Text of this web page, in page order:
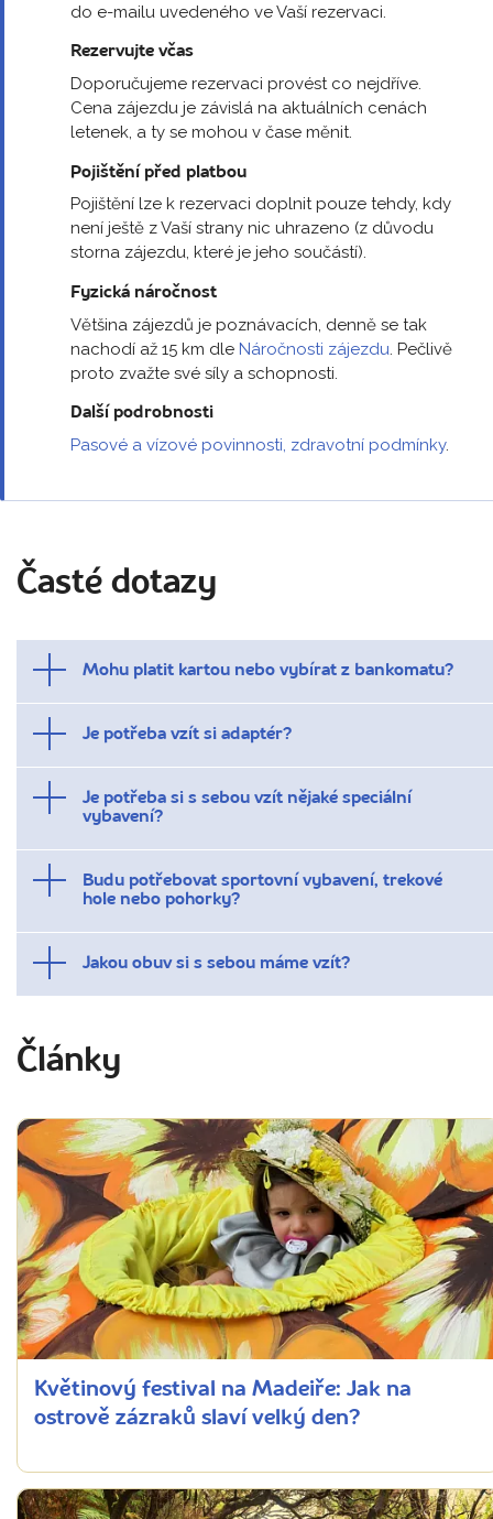
do e-mailu uvedeného ve Vaší rezervaci.
Rezervujte včas
Doporučujeme rezervaci provést co nejdříve.
Cena zájezdu je závislá na aktuálních cenách
letenek, a ty se mohou v čase měnit.
Pojištění před platbou
Pojištění lze k rezervaci doplnit pouze tehdy, kdy
není ještě z Vaší strany nic uhrazeno (z důvodu
storna zájezdu, které je jeho součástí).
Fyzická náročnost
Většina zájezdů je poznávacích, denně se tak
nachodí až 15 km dle Náročnosti zájezdu . Pečlivě
proto zvažte své síly a schopnosti.
Další podrobnosti
Pasové a vízové povinnosti, zdravotní podmínky.
Časté dotazy
Mohu platit kartou nebo vybírat z bankomatu?
Je potřeba vzít si adaptér?
Je potřeba si s sebou vzít nějaké speciální
vybavení?
Budu potřebovat sportovní vybavení, trekové
hole nebo pohorky?
Jakou obuv si s sebou máme vzít?
Články
Květinový festival na Madeiře: Jak na
ostrově zázraků slaví velký den?